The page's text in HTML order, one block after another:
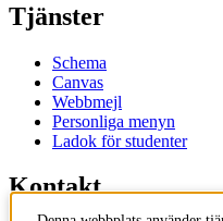
Tjänster
Schema
Canvas
Webbmejl
Personliga menyn
Ladok för studenter
Kontakt